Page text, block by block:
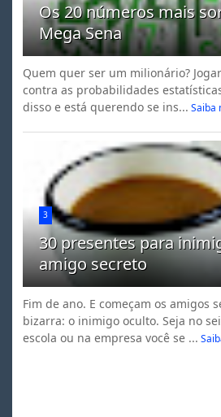
Os 20 números mais
Mega Sena
Quem quer ser um milionário?
contra as probabilidades
disso e está querendo se ins... Saiba
3
30 presentes para
amigo secreto
Fim de ano. E começam os amigos
bizarra: o inimigo oculto. Seja no
escola ou na empresa você se ...